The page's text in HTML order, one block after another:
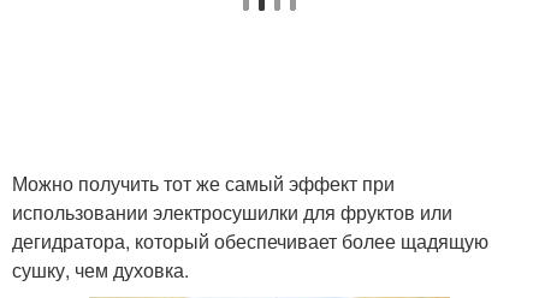
Можно получить тот же самый эффект при
использовании электросушилки для фруктов или
дегидратора, который обеспечивает более щадящую
сушку, чем духовка.